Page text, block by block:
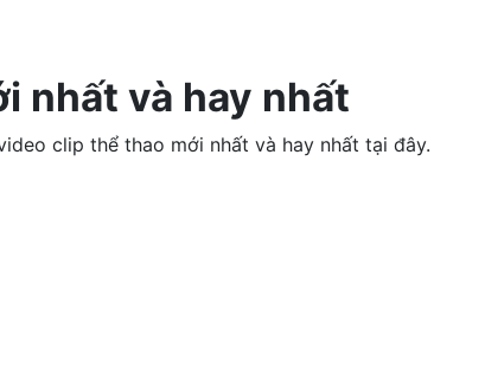
nhất và hay nhất
clip thể thao mới nhất và hay nhất tại đây.